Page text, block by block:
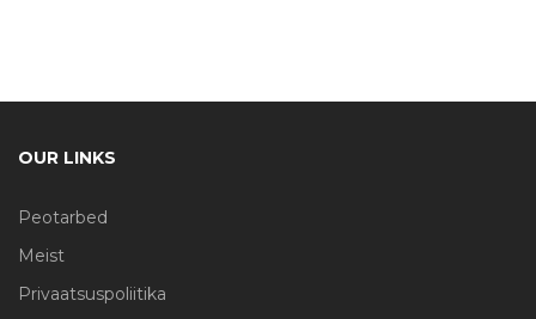
OUR LINKS
Peotarbed
Meist
Privaatsuspoliitika